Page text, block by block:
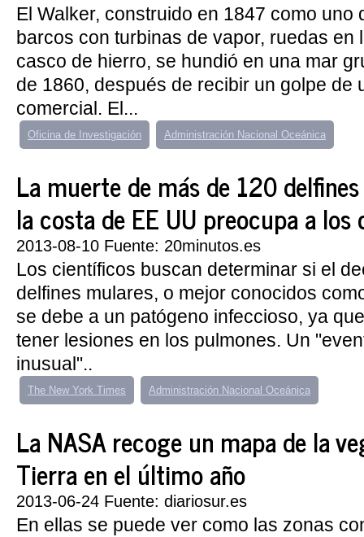
El Walker, construido en 1847 como uno
barcos con turbinas de vapor, ruedas en
casco de hierro, se hundió en una mar
de 1860, después de recibir un golpe de
comercial. El...
Oficina de Investigación Administración Nacional Oceánica
La muerte de más de 120
la costa de EE UU preocupa a
2013-08-10 Fuente: 20minutos.es
Los científicos buscan determinar si el
delfines mulares, o mejor conocidos
se debe a un patógeno infeccioso, ya
tener lesiones en los pulmones. Un
inusual"..
The New York Times Administración Nacional Oceánica
La NASA recoge un mapa de la
Tierra en el último año
2013-06-24 Fuente: diariosur.es
En ellas se puede ver como las zonas